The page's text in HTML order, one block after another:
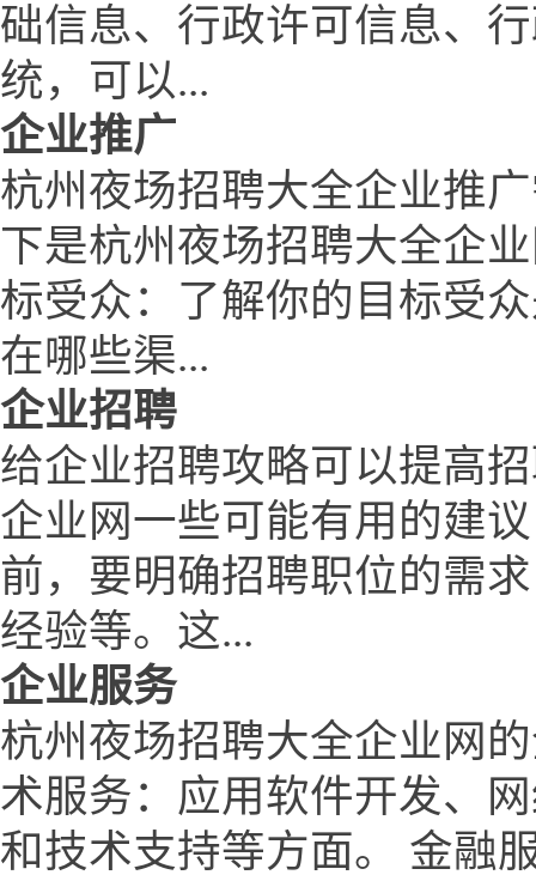
础信息、行政许可信息、
统，可以...
企业推广
杭州夜场招聘大全企业推
下是杭州夜场招聘大全企
标受众：了解你的目标受
在哪些渠...
企业招聘
给企业招聘攻略可以提高
企业网一些可能有用的建
前，要明确招聘职位的需
经验等。这...
企业服务
杭州夜场招聘大全企业网
术服务：应用软件开发、
和技术支持等方面。 金融